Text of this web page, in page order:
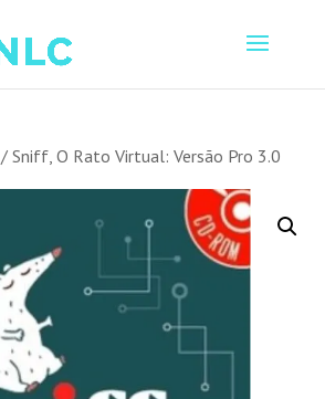
/ Sniff, O Rato Virtual: Versão Pro 3.0